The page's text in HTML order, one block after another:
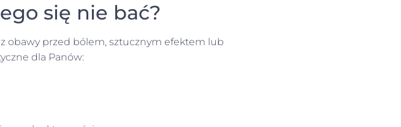
się nie bać?
obawy przed bólem, sztucznym efektem lub
dla Panów: